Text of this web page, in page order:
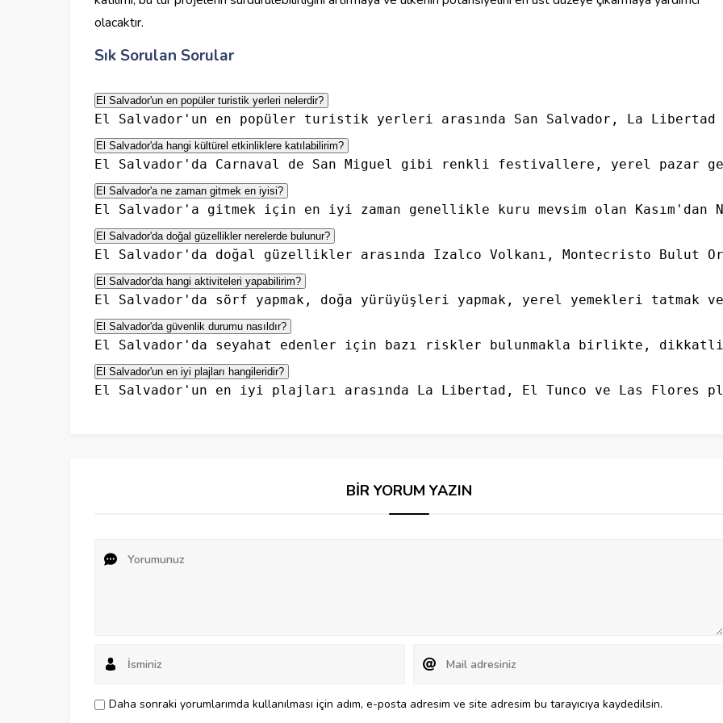
olacaktır.
Sık Sorulan Sorular
El Salvador'un en popüler turistik yerleri nelerdir?
El Salvador'un en popüler turistik yerleri arasında San Salvador, La
El Salvador'da hangi kültürel etkinliklere katılabilirim?
El Salvador'da Carnaval de San Miguel gibi renkli festivallere, yerel
El Salvador'a ne zaman gitmek en iyisi?
El Salvador'a gitmek için en iyi zaman genellikle kuru mevsim olan Kasım'dan
El Salvador'da doğal güzellikler nerelerde bulunur?
El Salvador'da doğal güzellikler arasında Izalco Volkanı, Montecristo Bulut
El Salvador'da hangi aktiviteleri yapabilirim?
El Salvador'da sörf yapmak, doğa yürüyüşleri yapmak, yerel yemekleri
El Salvador'da güvenlik durumu nasıldır?
El Salvador'da seyahat edenler için bazı riskler bulunmakla birlikte, dikkatli
El Salvador'un en iyi plajları hangileridir?
El Salvador'un en iyi plajları arasında La Libertad, El Tunco ve Las Flores
BİR YORUM YAZIN
Daha sonraki yorumlarımda kullanılması için adım, e-posta adresim ve site adresim bu tarayıcıya kaydedilsin.